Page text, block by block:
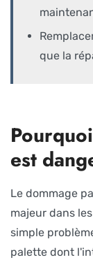
que la
est
Le dommage
majeur dans
simple
palette dont